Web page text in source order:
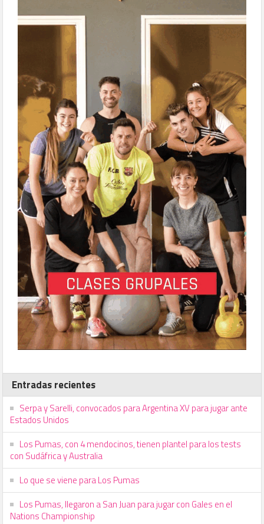
Entradas recientes
Serpa y Sarelli, convocados para Argentina XV para jugar ante
Estados Unidos
Los Pumas, con 4 mendocinos, tienen plantel para los tests
con Sudáfrica y Australia
Lo que se viene para Los Pumas
Los Pumas, llegaron a San Juan para jugar con Gales en el
Nations Championship